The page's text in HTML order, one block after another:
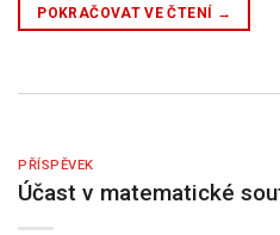
POKRAČOVAT VE ČTENÍ →
PŘÍSPĚVEK
Účast v matematické